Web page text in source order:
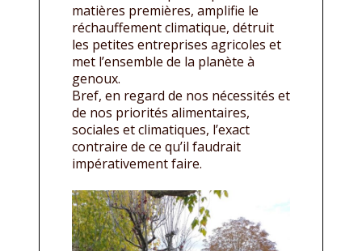
matières premières, amplifie le
réchauffement climatique, détruit
les petites entreprises agricoles et
met l’ensemble de la planète à
genoux.
Bref, en regard de nos nécessités et
de nos priorités alimentaires,
sociales et climatiques, l’exact
contraire de ce qu’il faudrait
impérativement faire.